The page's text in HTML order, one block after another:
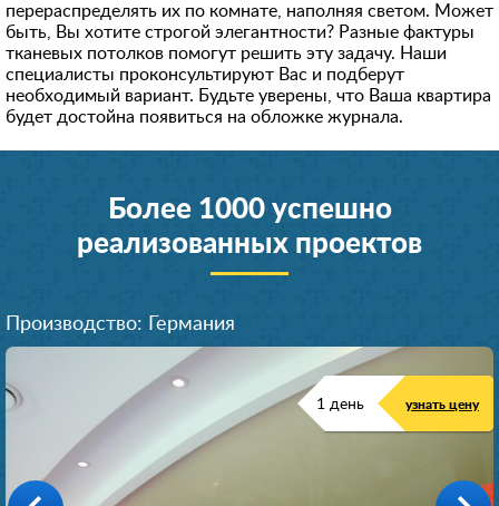
перераспределять их по комнате, наполняя светом. Может
быть, Вы хотите строгой элегантности? Разные фактуры
тканевых потолков помогут решить эту задачу. Наши
специалисты проконсультируют Вас и подберут
необходимый вариант. Будьте уверены, что Ваша квартира
будет достойна появиться на обложке журнала.
Более 1000 успешно
реализованных проектов
Производство: Германия
1 день узнать цену
Производство: Германия
Производство: Германия
Производство: Германия
Производство: Германия
Производство: Германия
Производство: Германия